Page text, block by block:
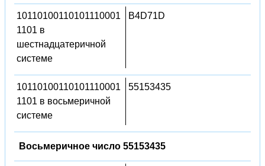
10110100110101110001
1101 в
шестнадцатеричной
системе
B4D71D
10110100110101110001
1101 в восьмеричной
системе
55153435
Восьмеричное число 55153435